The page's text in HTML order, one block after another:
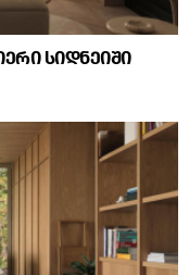
სიდნეიში